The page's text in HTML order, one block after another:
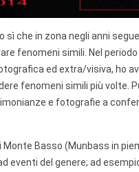
sì che in zona negli anni
fenomeni simili. Nel
ed extra/visiva, ho
fenomeni simili più volte.
e fotografie a
Monte Basso (Munbass in
eventi del genere; ad